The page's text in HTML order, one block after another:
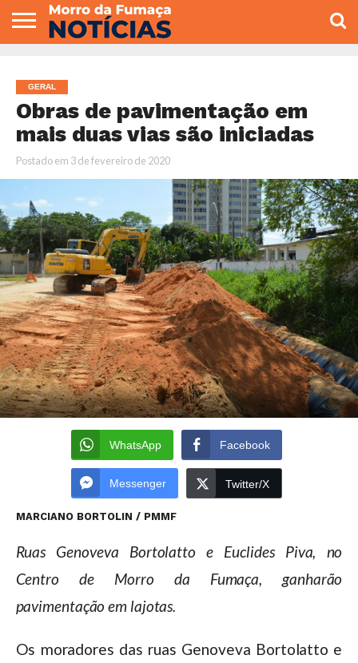
VEREADORES
GERAL
Obras de pavimentação em
mais duas vias são iniciadas
Postado em 3 de fevereiro de 2020
WhatsApp Facebook
Messenger Twitter/X
MARCIANO BORTOLIN / PMMF
Ruas Genoveva Bortolatto e Euclides Piva, no
Centro de Morro da Fumaça, ganharão
pavimentação em lajotas.
Os moradores das ruas Genoveva Bortolatto e